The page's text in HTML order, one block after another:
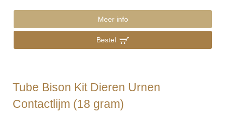
Meer info
Bestel
Tube Bison Kit Dieren Urnen
Contactlijm (18 gram)